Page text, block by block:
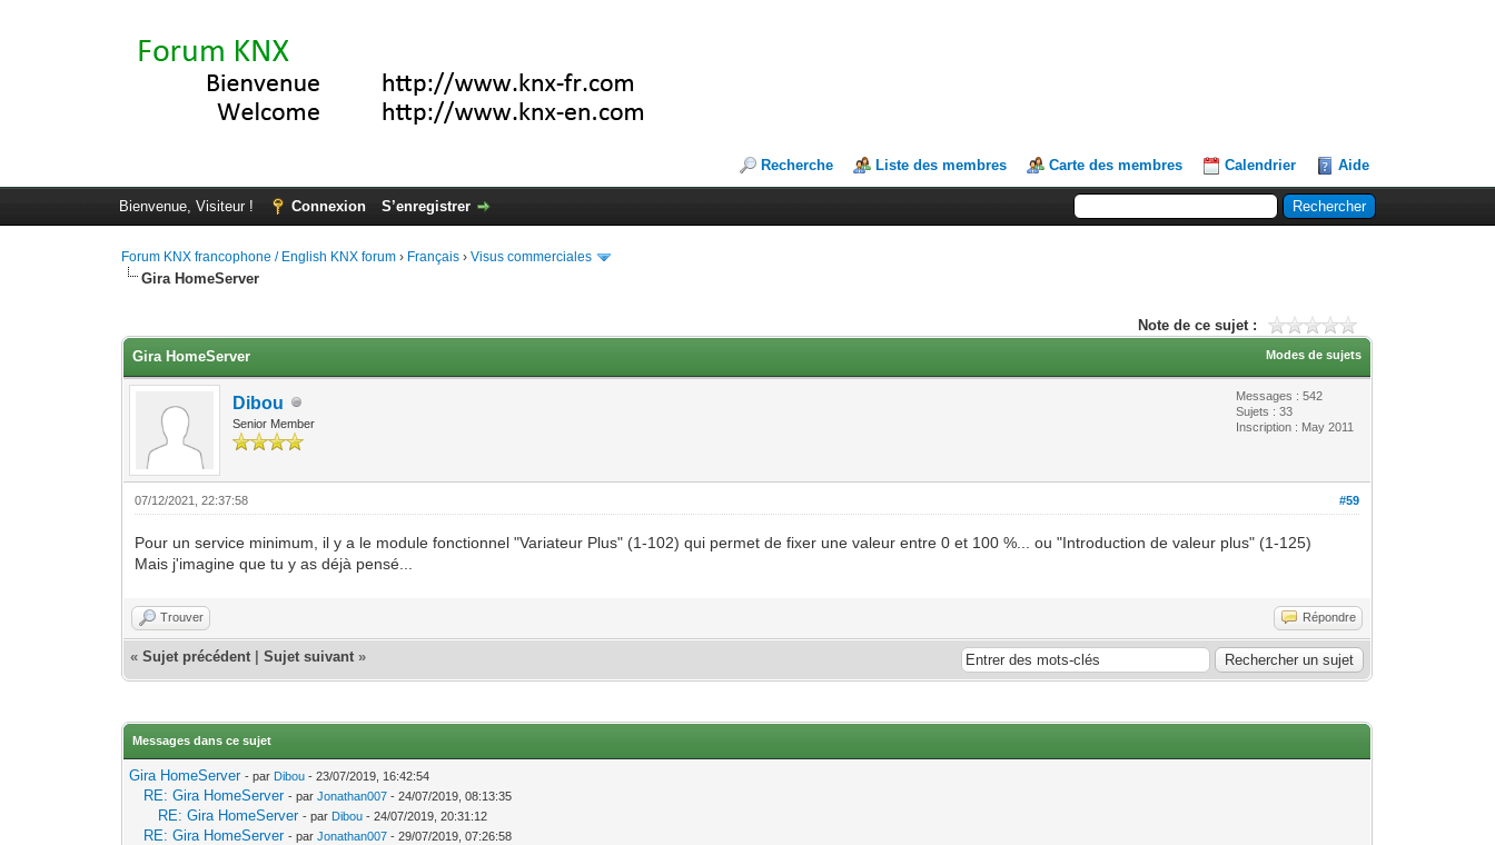
Recherche Liste des membres Carte des membres Calendrier Aide
Bienvenue, Visiteur ! Connexion S’enregistrer
Forum KNX francophone / English KNX forum › Français ›Visus commerciales
Gira HomeServer
Note de ce sujet :
Modes de sujets
Gira HomeServer
Dibou
Senior Member
Messages : 542
Sujets : 33
Inscription : May 2011
#59
07/12/2021, 22:37:58
Pour un service minimum, il y a le module fonctionnel "Variateur Plus" (1-102) qui permet de fixer une valeur entre 0 et 100 %... ou "Introduction de valeur plus" (1-125)
Mais j'imagine que tu y as déjà pensé...
Trouver Répondre
«Sujet précédent |Sujet suivant »
Messages dans ce sujet
Gira HomeServer - par Dibou - 23/07/2019, 16:42:54
RE: Gira HomeServer - parJonathan007 - 24/07/2019, 08:13:35
RE: Gira HomeServer - par Dibou - 24/07/2019, 20:31:12
RE: Gira HomeServer - parJonathan007 - 29/07/2019, 07:26:58